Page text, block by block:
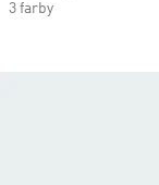
3 farby